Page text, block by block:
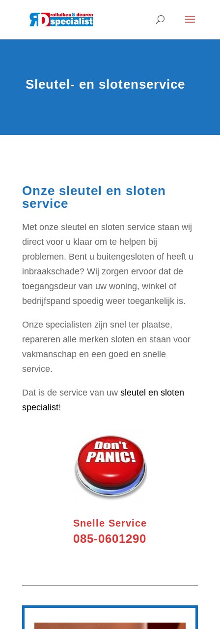
Sleutel- en slotenservice
Onze sleutel en sloten
service
Met onze sleutel en sloten service staan wij
direct voor u klaar om te helpen bij
problemen. Bent u buitengesloten of heeft u
inbraakschade? Wij zorgen ervoor dat de
toegangsdeur van uw woning, winkel of
bedrijfspand spoedig weer toegankelijk is.
Onze specialisten zijn snel ter plaatse,
repareren alle merken sloten en staan voor
vakmanschap en een goed en snelle
service.
Dat is de service van uw sleutel en sloten
specialist!
Snelle Service
085-0601290